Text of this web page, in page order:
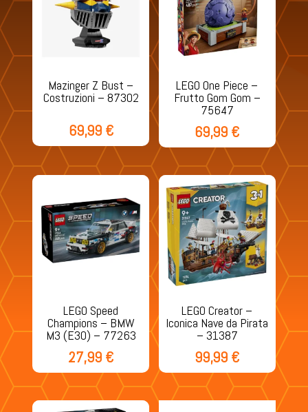
Mazinger Z Bust –
Costruzioni – 87302
69,99 €
LEGO One Piece –
Frutto Gom Gom –
75647
69,99 €
LEGO Speed
Champions – BMW
M3 (E30) – 77263
27,99 €
LEGO Creator –
Iconica Nave da Pirata
– 31387
99,99 €